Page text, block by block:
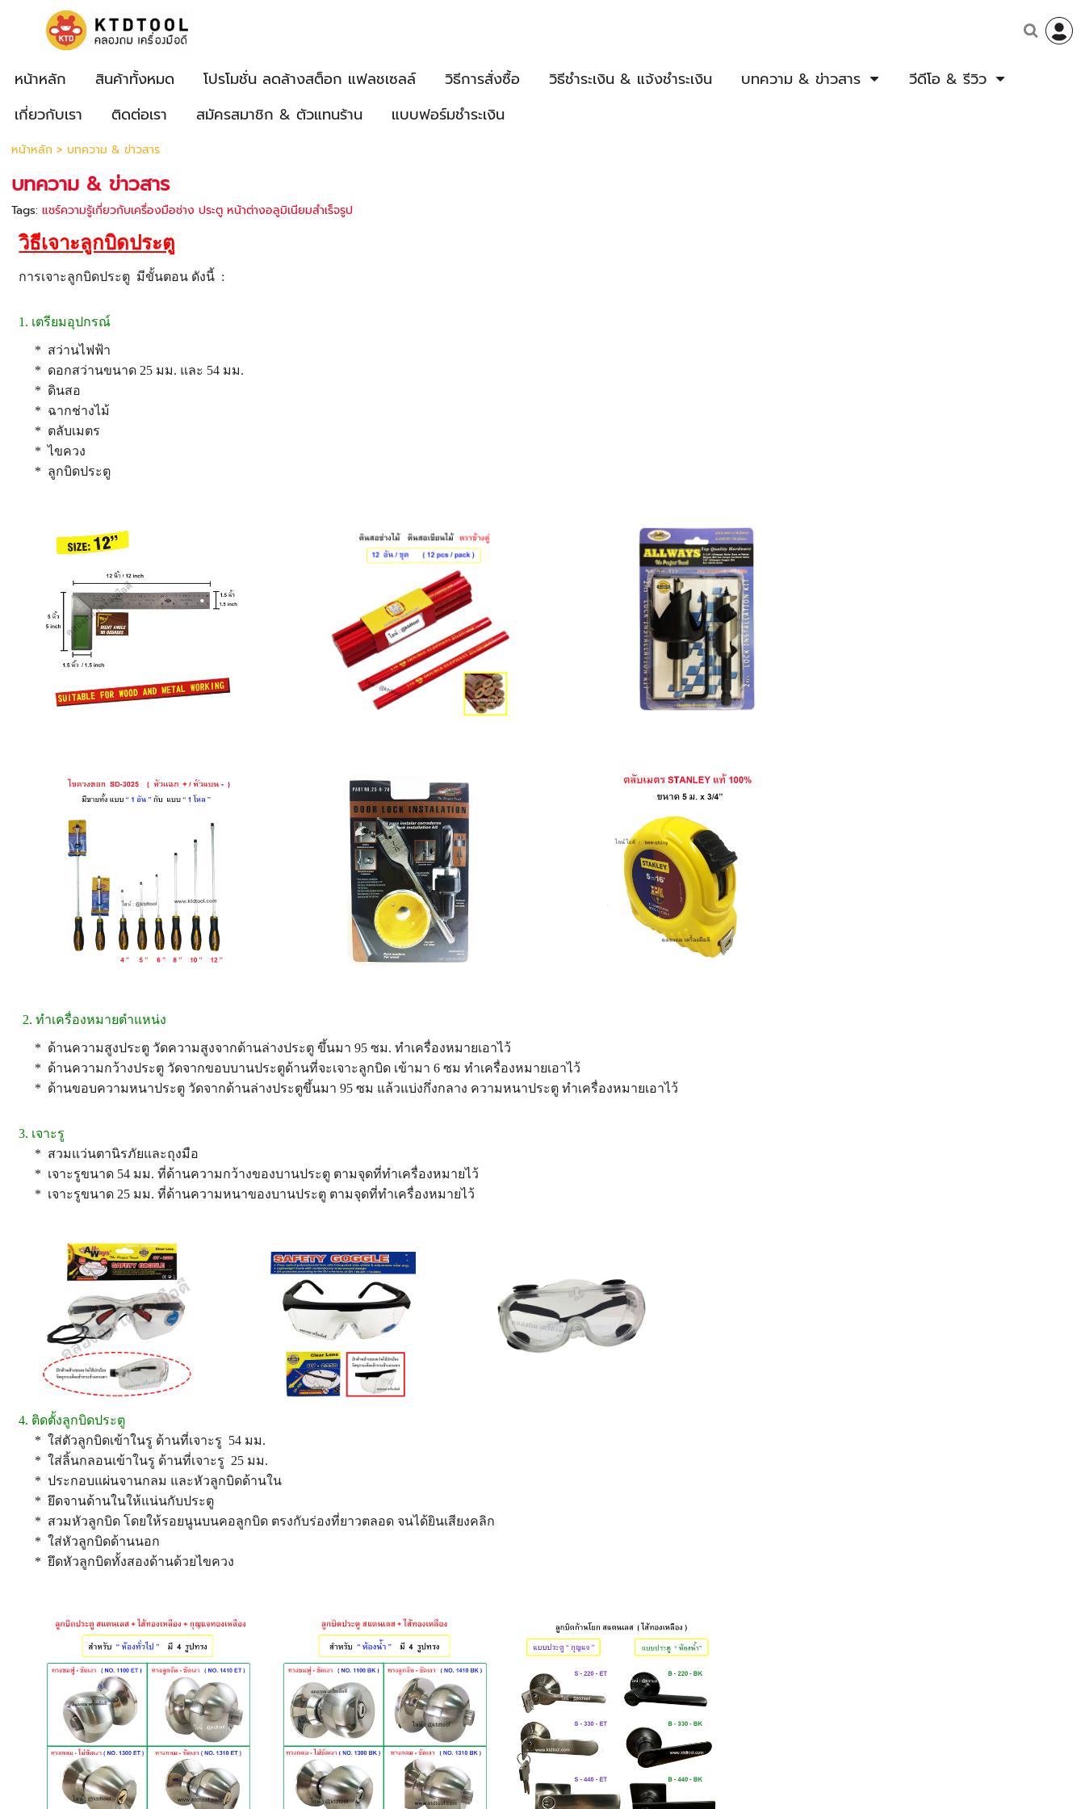
หน้าหลัก สินค้าทั้งหมด โปรโมชั่น ลดล้างสต็อก แฟลชเซลล์ วิธีการสั่งซื้อ วิธีชำระเงิน & แจ้งชำระเงิน บทความ & ข่าวสาร
วีดีโอ & รีวิว
เกี่ยวกับเรา
ติดต่อเรา สมัครสมาชิก & ตัวแทนร้าน แบบฟอร์มชำระเงิน
หน้าหลัก > บทความ & ข่าวสาร
บทความ & ข่าวสาร
Tags: แชร์ความรู้เกี่ยวกับเครื่องมือช่าง ประตู หน้าต่างอลูมิเนียมสำเร็จรูป
วิธีเจาะลูกบิดประตู
การเจาะลูกบิดประตู มีขั้นตอน ดังนี้ :
1. เตรียมอุปกรณ์
* สว่านไฟฟ้า
* ดอกสว่านขนาด 25 มม. และ 54 มม.
* ดินสอ
* ฉากช่างไม้
* ตลับเมตร
* ไขควง
* ลูกบิดประตู
2. ทำเครื่องหมายตำแหน่ง
* ด้านความสูงประตู วัดความสูงจากด้านล่างประตู ขึ้นมา 95 ซม. ทำเครื่องหมายเอาไว้
* ด้านความกว้างประตู วัดจากขอบบานประตูด้านที่จะเจาะลูกบิด เข้ามา 6 ซม ทำเครื่องหมายเอาไว้
* ด้านขอบความหนาประตู วัดจากด้านล่างประตูขึ้นมา 95 ซม แล้วแบ่งกึ่งกลาง ความหนาประตู ทำเครื่องหมายเอาไว้
3. เจาะรู
* สวมแว่นตานิรภัยและถุงมือ
* เจาะรูขนาด 54 มม. ที่ด้านความกว้างของบานประตู ตามจุดที่ทำเครื่องหมายไว้
* เจาะรูขนาด 25 มม. ที่ด้านความหนาของบานประตู ตามจุดที่ทำเครื่องหมายไว้
4. ติดตั้งลูกบิดประตู
* ใส่ตัวลูกบิดเข้าในรู ด้านที่เจาะรู 54 มม.
* ใส่ลิ้นกลอนเข้าในรู ด้านที่เจาะรู 25 มม.
* ประกอบแผ่นจานกลม และหัวลูกบิดด้านใน
* ยึดจานด้านในให้แน่นกับประตู
* สวมหัวลูกบิด โดยให้รอยนูนบนคอลูกบิด ตรงกับร่องที่ยาวตลอด จนได้ยินเสียงคลิก
* ใส่หัวลูกบิดด้านนอก
* ยึดหัวลูกบิดทั้งสองด้านด้วยไขควง